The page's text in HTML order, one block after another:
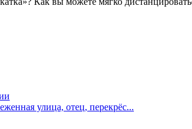
улица, отец, перекрёс...